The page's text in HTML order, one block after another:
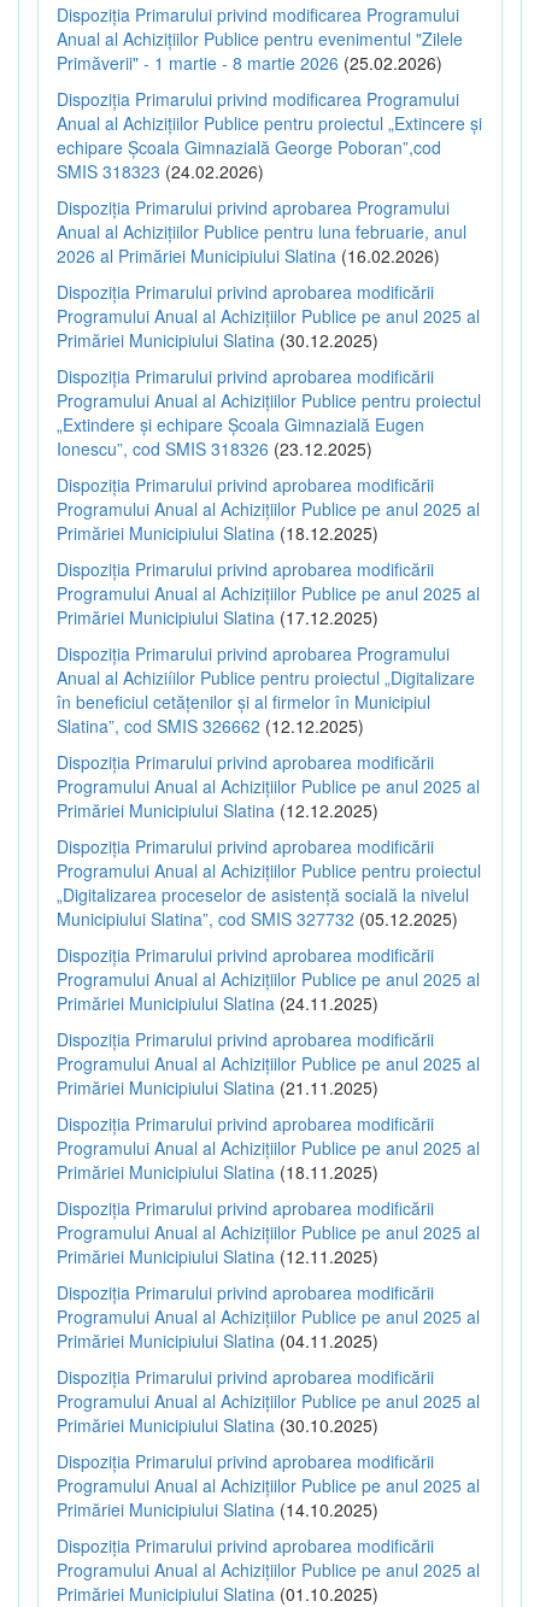
Dispoziția Primarului privind modificarea Programului
Anual al Achizițiilor Publice pentru evenimentul "Zilele
Primăverii" - 1 martie - 8 martie 2026 (25.02.2026)
Dispoziția Primarului privind modificarea Programului
Anual al Achizițiilor Publice pentru proiectul „Extincere și
echipare Școala Gimnazială George Poboran”,cod
SMIS 318323 (24.02.2026)
Dispoziția Primarului privind aprobarea Programului
Anual al Achizițiilor Publice pentru luna februarie, anul
2026 al Primăriei Municipiului Slatina (16.02.2026)
Dispoziția Primarului privind aprobarea modificării
Programului Anual al Achizițiilor Publice pe anul 2025 al
Primăriei Municipiului Slatina (30.12.2025)
Dispoziția Primarului privind aprobarea modificării
Programului Anual al Achizițiilor Publice pentru proiectul
„Extindere și echipare Școala Gimnazială Eugen
Ionescu”, cod SMIS 318326 (23.12.2025)
Dispoziția Primarului privind aprobarea modificării
Programului Anual al Achizițiilor Publice pe anul 2025 al
Primăriei Municipiului Slatina (18.12.2025)
Dispoziția Primarului privind aprobarea modificării
Programului Anual al Achizițiilor Publice pe anul 2025 al
Primăriei Municipiului Slatina (17.12.2025)
Dispoziția Primarului privind aprobarea Programului
Anual al Achiziíilor Publice pentru proiectul „Digitalizare
în beneficiul cetățenilor și al firmelor în Municipiul
Slatina”, cod SMIS 326662 (12.12.2025)
Dispoziția Primarului privind aprobarea modificării
Programului Anual al Achizițiilor Publice pe anul 2025 al
Primăriei Municipiului Slatina (12.12.2025)
Dispoziția Primarului privind aprobarea modificării
Programului Anual al Achizițiilor Publice pentru proiectul
„Digitalizarea proceselor de asistență socială la nivelul
Municipiului Slatina”, cod SMIS 327732 (05.12.2025)
Dispoziția Primarului privind aprobarea modificării
Programului Anual al Achizițiilor Publice pe anul 2025 al
Primăriei Municipiului Slatina (24.11.2025)
Dispoziția Primarului privind aprobarea modificării
Programului Anual al Achizițiilor Publice pe anul 2025 al
Primăriei Municipiului Slatina (21.11.2025)
Dispoziția Primarului privind aprobarea modificării
Programului Anual al Achizițiilor Publice pe anul 2025 al
Primăriei Municipiului Slatina (18.11.2025)
Dispoziția Primarului privind aprobarea modificării
Programului Anual al Achizițiilor Publice pe anul 2025 al
Primăriei Municipiului Slatina (12.11.2025)
Dispoziția Primarului privind aprobarea modificării
Programului Anual al Achizițiilor Publice pe anul 2025 al
Primăriei Municipiului Slatina (04.11.2025)
Dispoziția Primarului privind aprobarea modificării
Programului Anual al Achizițiilor Publice pe anul 2025 al
Primăriei Municipiului Slatina (30.10.2025)
Dispoziția Primarului privind aprobarea modificării
Programului Anual al Achizițiilor Publice pe anul 2025 al
Primăriei Municipiului Slatina (14.10.2025)
Dispoziția Primarului privind aprobarea modificării
Programului Anual al Achizițiilor Publice pe anul 2025 al
Primăriei Municipiului Slatina (01.10.2025)